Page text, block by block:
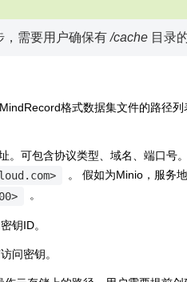
，需要用户确保有/cache 目录
格式数据集文件的路径
可包含协议类型、域名、端口号
。 假如为Minio，服务地
。
钥ID。
问密钥。